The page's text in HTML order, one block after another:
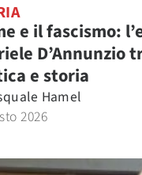
e il fascismo:
D’Annunzio
e storia
Hamel
2026